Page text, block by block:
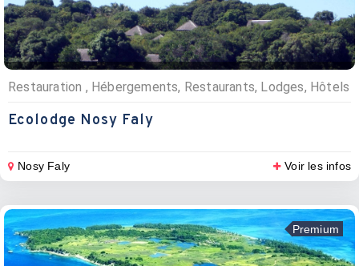
Restauration , Hébergements, Restaurants, Lodges, Hôtels
Ecolodge Nosy Faly
Nosy Faly Voir les infos
Premium